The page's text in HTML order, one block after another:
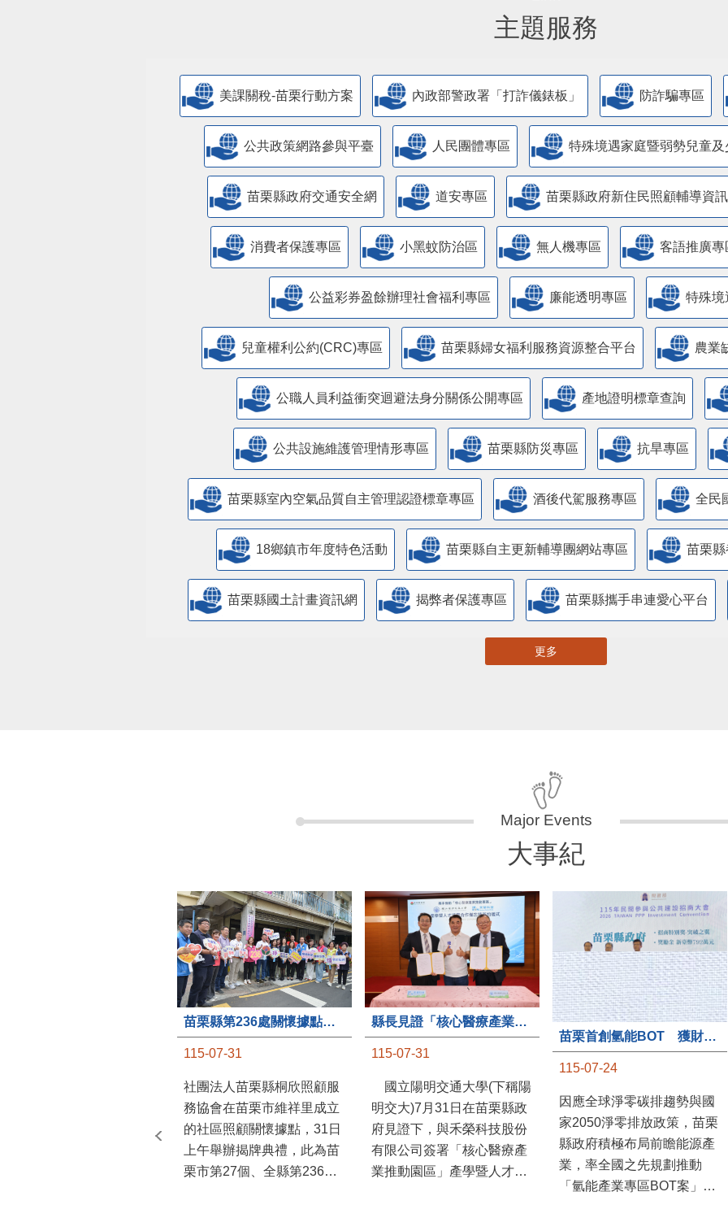
主題服務
美課關稅-苗栗行動方案 內政部警政署「打詐儀錶板」 防詐騙專區
公共政策網路參與平臺 人民團體專區 特殊境遇家庭暨弱勢兒童
苗栗縣政府交通安全網 道安專區 苗栗縣政府新住民照顧輔導資
消費者保護專區 小黑蚊防治區 無人機專區 客語推廣專
公益彩券盈餘辦理社會福利專區 廉能透明專區 特殊境
兒童權利公約(CRC)專區 苗栗縣婦女福利服務資源整合平台 農業
公職人員利益衝突迴避法身分關係公開專區 產地證明標章查詢
​公共設施維護管理情形專區 苗栗縣防災專區 抗旱專區
苗栗縣室內空氣品質自主管理認證標章專區 酒後代駕服務專區 全民
18鄉鎮市年度特色活動 苗栗縣自主更新輔導團網站專區 苗栗
苗栗縣國土計畫資訊網 揭弊者保護專區 苗栗縣攜手串連愛心平台
更多
大事紀
苗栗縣第236處關懷據點在苗栗市維祥里揭牌
115-07-31
社團法人苗栗縣桐欣照顧服
務協會在苗栗市維祥里成立
的社區照顧關懷據點，31日
上午舉辦揭牌典禮，此為苗
栗市第27個、全縣第236處
縣長見證「核心醫療產業推動園區」產學合作簽約儀式
115-07-31
國立陽明交通大學(下稱陽
明交大)7月31日在苗栗縣政
府見證下，與禾榮科技股份
有限公司簽署「核心醫療產
業推動園區」產學暨人才培
苗栗首創氫能BOT 獲財政部「突破之翼」肯定
115-07-24
因應全球淨零碳排趨勢與國
家2050淨零排放政策，苗栗
縣政府積極布局前瞻能源產
業，率全國之先規劃推動
「氫能產業專區BOT案」，